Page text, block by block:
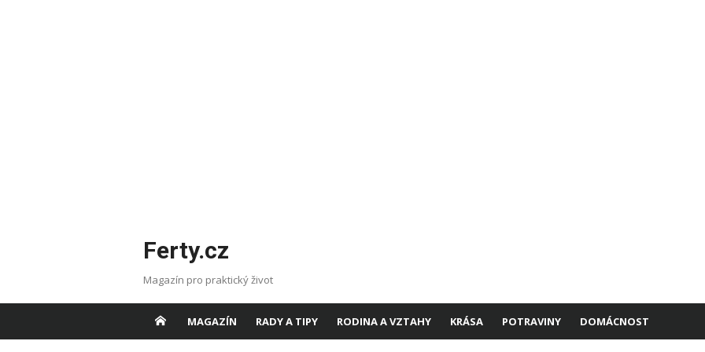
Ferty.cz
Magazín pro praktický život
MAGAZÍN RADY A TIPY RODINA A VZTAHY KRÁSA POTRAVINY DOMÁCNOST